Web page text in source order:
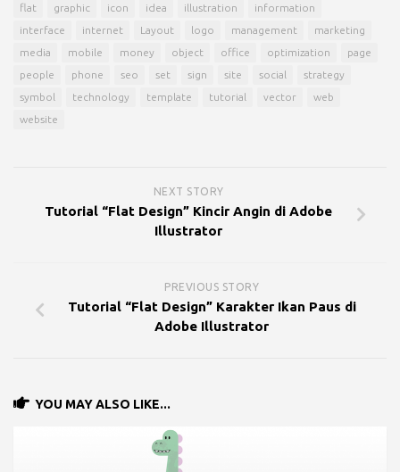
flat
graphic icon idea illustration
information
interface
internet Layout logo management
marketing
media
mobile money object office optimization
page
people
phone seo set sign site social
strategy
symbol
technology template tutorial vector
web
website
NEXT STORY
Tutorial “Flat Design” Kincir Angin di Adobe
Illustrator
PREVIOUS STORY
Tutorial “Flat Design” Karakter Ikan Paus di
Adobe Illustrator
YOU MAY ALSO LIKE...